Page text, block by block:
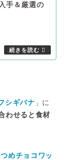
手＆厳選の
シギバナ 」に
わせると食材
めチョコワッ